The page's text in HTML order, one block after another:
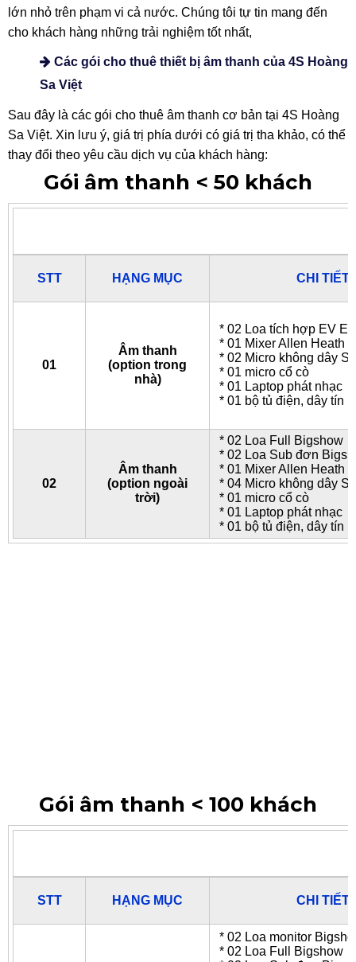
lớn nhỏ trên phạm vi cả nước. Chúng tôi tự tin mang đến
cho khách hàng những trải nghiệm tốt nhất,
Các gói cho thuê thiết bị âm thanh của 4S Hoàng
Sa Việt
Sau đây là các gói cho thuê âm thanh cơ bản tại 4S Hoàng
Sa Việt. Xin lưu ý, giá trị phía dưới có giá trị tha khảo, có thể
thay đổi theo yêu cầu dịch vụ của khách hàng:
Gói âm thanh < 50 khách
STT HẠNG MỤC CHI TIẾT
01
Âm thanh
(option trong
nhà)
* 02 Loa tích hợp EV
* 01 Mixer Allen Heath
* 02 Micro không dây
* 01 micro cổ cò
* 01 Laptop phát nhạc
* 01 bộ tủ điện, dây tín
02
Âm thanh
(option ngoài
trời)
* 02 Loa Full Bigshow
* 02 Loa Sub đơn
* 01 Mixer Allen Heath
* 04 Micro không dây
* 01 micro cổ cò
* 01 Laptop phát nhạc
* 01 bộ tủ điện, dây tín
Gói âm thanh < 100 khách
STT HẠNG MỤC CHI TIẾT
* 02 Loa monitor
* 02 Loa Full Bigshow